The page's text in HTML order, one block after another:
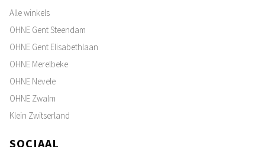
Alle winkels
OHNE Gent Steendam
OHNE Gent Elisabethlaan
OHNE Merelbeke
OHNE Nevele
OHNE Zwalm
Klein Zwitserland
SOCIAAL